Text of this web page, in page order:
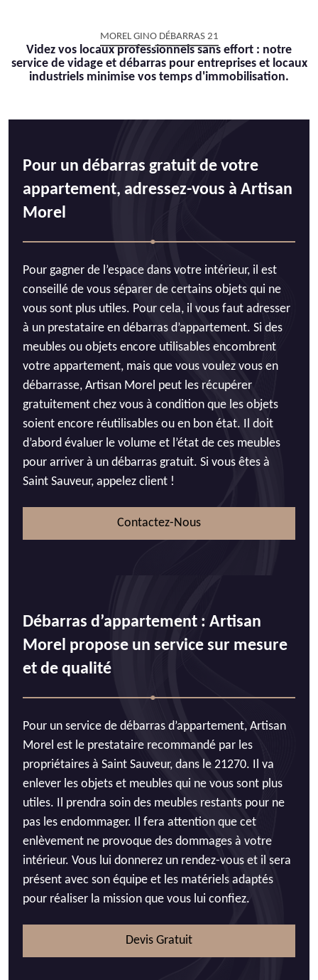
MOREL GINO DÉBARRAS 21
Videz vos locaux professionnels sans effort : notre
service de vidage et débarras pour entreprises et locaux
industriels minimise vos temps d'immobilisation.
Pour un débarras gratuit de votre
appartement, adressez-vous à Artisan
Morel
Pour gagner de l’espace dans votre intérieur, il est
conseillé de vous séparer de certains objets qui ne
vous sont plus utiles. Pour cela, il vous faut adresser
à un prestataire en débarras d’appartement. Si des
meubles ou objets encore utilisables encombrent
votre appartement, mais que vous voulez vous en
débarrasse, Artisan Morel peut les récupérer
gratuitement chez vous à condition que les objets
soient encore réutilisables ou en bon état. Il doit
d’abord évaluer le volume et l’état de ces meubles
pour arriver à un débarras gratuit. Si vous êtes à
Saint Sauveur, appelez client !
Contactez-Nous
Débarras d’appartement : Artisan
Morel propose un service sur mesure
et de qualité
Pour un service de débarras d’appartement, Artisan
Morel est le prestataire recommandé par les
propriétaires à Saint Sauveur, dans le 21270. Il va
enlever les objets et meubles qui ne vous sont plus
utiles. Il prendra soin des meubles restants pour ne
pas les endommager. Il fera attention que cet
enlèvement ne provoque des dommages à votre
intérieur. Vous lui donnerez un rendez-vous et il sera
présent avec son équipe et les matériels adaptés
pour réaliser la mission que vous lui confiez.
Devis Gratuit